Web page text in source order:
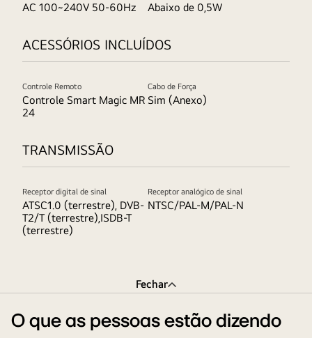
AC 100~240V 50-60Hz Abaixo de 0,5W
ACESSÓRIOS INCLUÍDOS
Controle Remoto
Controle Smart Magic MR
24
Cabo de Força
Sim (Anexo)
TRANSMISSÃO
Receptor digital de sinal
ATSC1.0 (terrestre), DVB-
T2/T (terrestre),ISDB-T
(terrestre)
Receptor analógico de sinal
NTSC/PAL-M/PAL-N
Fechar
O que as pessoas estão dizendo